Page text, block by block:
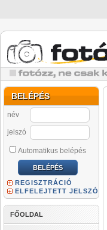
BELÉPÉS
név
jelszó
Automatikus belépés
REGISZTRÁCIÓ
ELFELEJTETT JELSZÓ
FŐOLDAL